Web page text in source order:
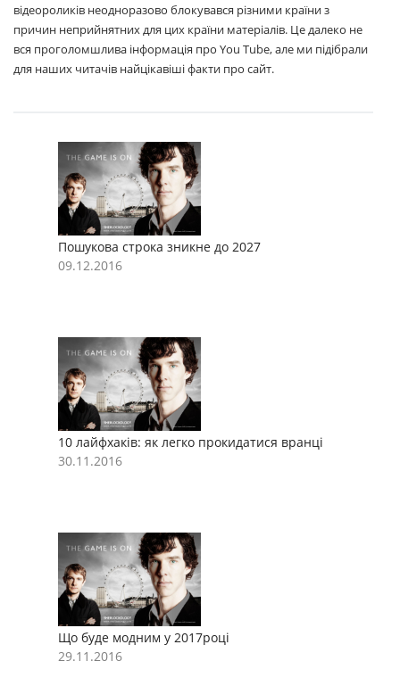
відеороликів неодноразово блокувався різними країни з
причин неприйнятних для цих країни матеріалів. Це далеко не
вся проголомшлива інформація про You Tube, але ми підібрали
для наших читачів найцікавіші факти про сайт.
Пошукова строка зникне до 2027
09.12.2016
10 лайфхаків: як легко прокидатися вранці
30.11.2016
Що буде модним у 2017році
29.11.2016